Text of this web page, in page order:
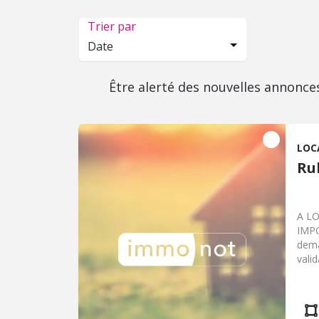
Trier par
Date
Être alerté des nouvelles
A